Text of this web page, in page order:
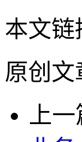
本文链
原创
上一